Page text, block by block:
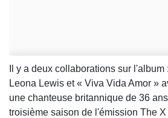
Il y a deux collaborations sur
Leona Lewis et « Viva Vida Amor »
une chanteuse britannique de 36
troisième saison de l'émission The